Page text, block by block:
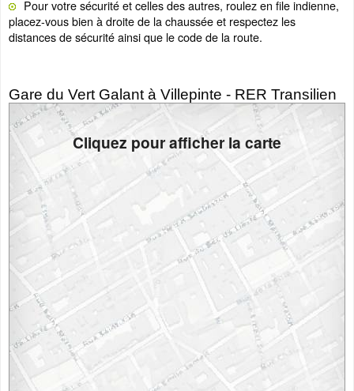
Pour votre sécurité et celles des autres, roulez en file indienne,
placez-vous bien à droite de la chaussée et respectez les
distances de sécurité ainsi que le code de la route.
Gare du Vert Galant à Villepinte - RER Transilien
Cliquez pour afficher la carte